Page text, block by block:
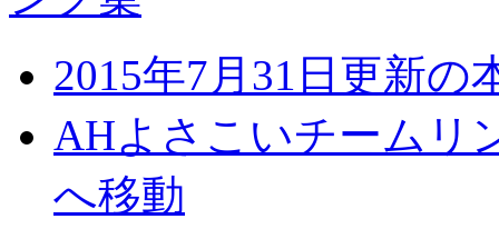
2015年7月31日更新の
AHよさこいチームリ
へ移動